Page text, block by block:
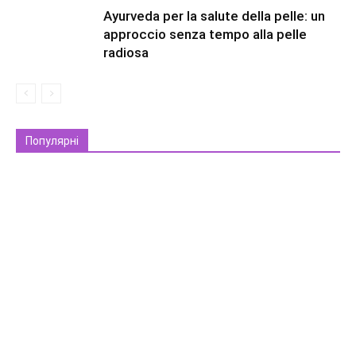
Ayurveda per la salute della pelle: un
approccio senza tempo alla pelle
radiosa
Популярні